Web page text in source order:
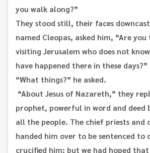
you walk along?”
They stood still, their faces
named Cleopas, asked him, “Are
visiting Jerusalem who does not
have happened there in these days?”
“What things?” he asked.
“About Jesus of Nazareth,” they
prophet, powerful in word and deed
all the people. The chief priests and
handed him over to be sentenced to
crucified him; but we had hoped that